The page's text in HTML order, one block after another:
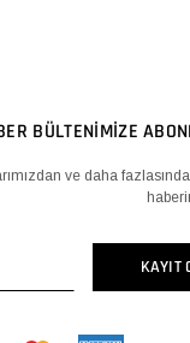
BÜLTENİMİZE
ve daha
KAYIT